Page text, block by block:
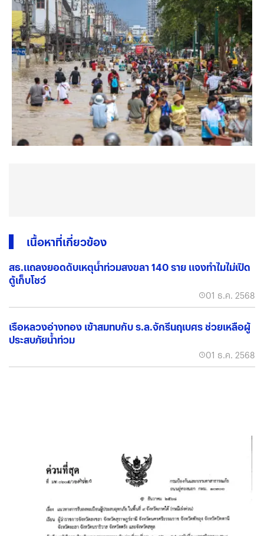
เนื้อหาที่เกี่ยวข้อง
สธ.แถลงยอดดับเหตุน้ำท่วมสงขลา 140 ราย แจงทำไมไม่เปิด
ตู้เก็บโชว์
01 ธ.ค. 2568
เรือหลวงอ่างทอง เข้าสมทบกับ ร.ล.จักรีนฤเบศร ช่วยเหลือผู้
ประสบภัยน้ำท่วม
01 ธ.ค. 2568